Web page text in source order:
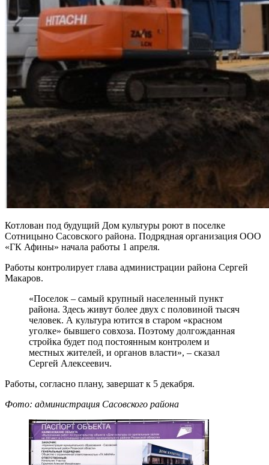
Котлован под будущий Дом культуры роют в поселке
Сотницыно Сасовского района. Подрядная организация ООО
«ГК Афины» начала работы 1 апреля.
Работы контролирует глава администрации района Сергей
Макаров.
«Поселок – самый крупный населенный пункт
района. Здесь живут более двух с половиной тысяч
человек. А культура ютится в старом «красном
уголке» бывшего совхоза. Поэтому долгожданная
стройка будет под постоянным контролем и
местных жителей, и органов власти», – сказал
Сергей Алексеевич.
Работы, согласно плану, завершат к 5 декабря.
Фото: администрация Сасовского района